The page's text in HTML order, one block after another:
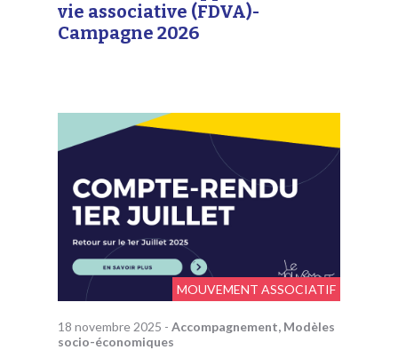
vie associative (FDVA)-
Campagne 2026
MOUVEMENT ASSOCIATIF
18 novembre 2025 - Accompagnement, Modèles
socio-économiques